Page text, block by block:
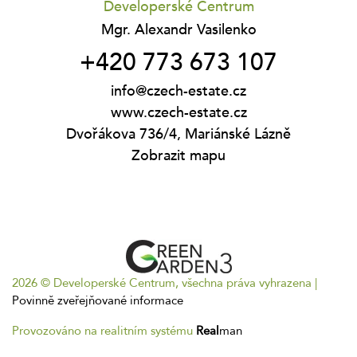
Developerské Centrum
Mgr. Alexandr Vasilenko
+420 773 673 107
info@czech-estate.cz
www.czech-estate.cz
Dvořákova 736/4, Mariánské Lázně
Zobrazit mapu
2026 © Developerské Centrum, všechna práva vyhrazena |
Povinně zveřejňované informace
Provozováno na realitním systému Realman